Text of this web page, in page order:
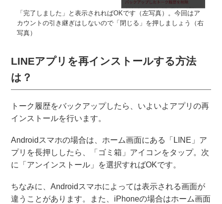
「完了しました」と表示されればOKです（左写真）。今回はア
カウントの引き継ぎはしないので「閉じる」を押しましょう（右
写真）
LINEアプリを再インストールする方法
は？
トーク履歴をバックアップしたら、いよいよアプリの再
インストールを行います。
Androidスマホの場合は、ホーム画面にある「LINE」ア
プリを長押ししたら、「ゴミ箱」アイコンをタップ。次
に「アンインストール」を選択すればOKです。
ちなみに、Androidスマホによっては表示される画面が
違うことがあります。また、iPhoneの場合はホーム画面